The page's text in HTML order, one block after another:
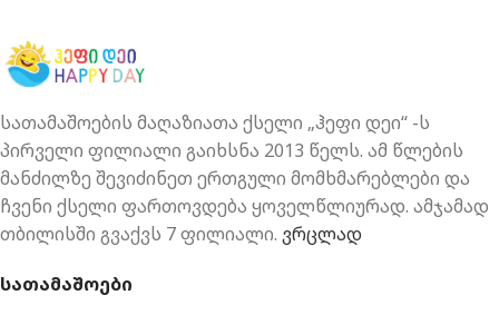
სათამაშოების მაღაზიათა ქსელი „ჰეფი დეი“ -ს
პირველი ფილიალი გაიხსნა 2013 წელს. ამ წლების
მანძილზე შევიძინეთ ერთგული მომხმარებლები და
ჩვენი ქსელი ფართოვდება ყოველწლიურად. ამჯამად
თბილისში გვაქვს 7 ფილიალი. ვრცლად
სათამაშოები